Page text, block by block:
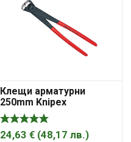
Клещи арматурни
250mm Knipex
24,63 € (48,17 лв.)